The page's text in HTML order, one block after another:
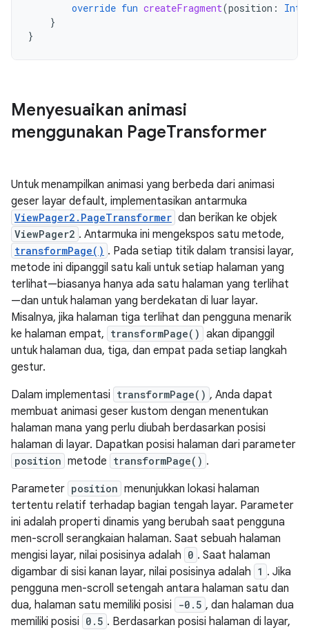
override fun createFragment(position : Int
}
}
Menyesuaikan animasi
menggunakan PageTransformer
Untuk menampilkan animasi yang berbeda dari animasi
geser layar default, implementasikan antarmuka
ViewPager2.PageTransformer dan berikan ke objek
ViewPager2 . Antarmuka ini mengekspos satu metode,
transformPage() . Pada setiap titik dalam transisi layar,
metode ini dipanggil satu kali untuk setiap halaman yang
terlihat—biasanya hanya ada satu halaman yang terlihat
—dan untuk halaman yang berdekatan di luar layar.
Misalnya, jika halaman tiga terlihat dan pengguna menarik
ke halaman empat, transformPage() akan dipanggil
untuk halaman dua, tiga, dan empat pada setiap langkah
gestur.
Dalam implementasi transformPage() , Anda dapat
membuat animasi geser kustom dengan menentukan
halaman mana yang perlu diubah berdasarkan posisi
halaman di layar. Dapatkan posisi halaman dari parameter
position metode transformPage() .
Parameter position menunjukkan lokasi halaman
tertentu relatif terhadap bagian tengah layar. Parameter
ini adalah properti dinamis yang berubah saat pengguna
men-scroll serangkaian halaman. Saat sebuah halaman
mengisi layar, nilai posisinya adalah 0 . Saat halaman
digambar di sisi kanan layar, nilai posisinya adalah 1 . Jika
pengguna men-scroll setengah antara halaman satu dan
dua, halaman satu memiliki posisi
-0.5 , dan halaman dua
memiliki posisi 0.5 . Berdasarkan posisi halaman di layar,